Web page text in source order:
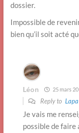
dossier.
Impossible de
bien qu’il soit acté
Léon 25 mars
Reply to Lapa
Je vais me
possible de faire